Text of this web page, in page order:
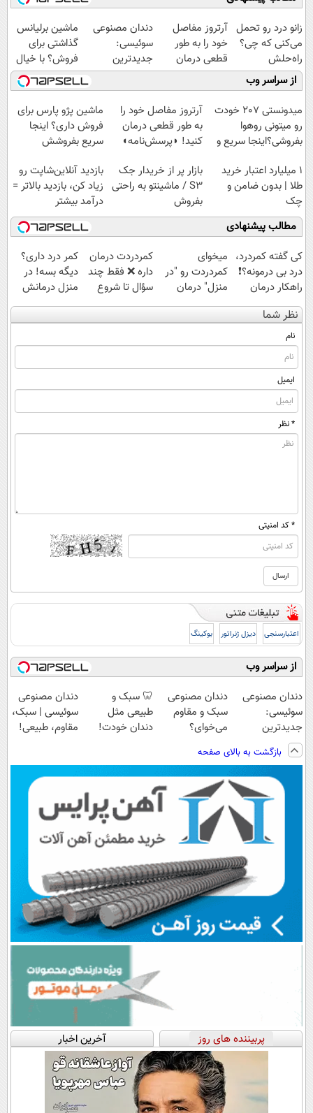
زانو درد رو تحمل
می‌کنی که چی؟
راه‌حلش
همین‌جاست!
آرتروز مفاصل
خود را به طور
قطعی درمان
کنید!
◗پرسش‌نامه◖
دندان مصنوعی
سوئیسی:
جدیدترین
فناوری اروپا،
سبک و مقاوم |
پرداخت قسطی
ماشین برلیانس
گذاشتی برای
فروش؟ با خیال
راحت بفروش
از سراسر وب
میدونستی 207 خودت
رو میتونی روهوا
بفروشی؟اینجا سریع و
آرتروز مفاصل خود را
به طور قطعی درمان
کنید! ◗پرسش‌نامه◖
ماشین پژو پارس برای
فروش داری؟ اینجا
سریع بفروشش
۱ میلیارد اعتبار خرید
طلا | بدون ضامن و
چک
بازار پر از خریدار جک
S3 / ماشینتو به راحتی
بفروش
بازدید آنلاین‌شاپت رو
زیاد کن، بازدید بالاتر =
درآمد بیشتر
مطالب پیشنهادی
کی گفته کمردرد،
درد بی درمونه؟❗
راهکار درمان
+پرسشنامه
میخوای
کمردردت رو "در
منزل" درمان
کنی؟ (◂فیلم +
◂پرسش‌نامه)
‌کمردردت درمان
داره ❌ فقط چند
سؤال تا شروع
بهبودی فاصله‌
داری!
کمر درد داری؟
دیگه بسه! در
منزل درمانش
کن
(◀پرسش‌نامه)
نظر شما
نام
ایمیل
* نظر
* کد امنیتی
اعتبارسنجی دیزل ژنراتور بوکینگ
از سراسر وب
دندان مصنوعی
سوئیسی:
جدیدترین
فناوری اروپا،
سبک و مقاوم |
پرداخت قسطی
دندان مصنوعی
سبک و مقاوم
می‌خوای؟
هم داریم!😍 |
📍تهران
🦷 سبک و
طبیعی مثل
دندان خودت!
💳 📍 تهران
دندان مصنوعی
سوئیسی | سبک،
مقاوم، طبیعی!
اقساطی😍
بازگشت به بالای صفحه
پربیننده های روز آخرین اخبار